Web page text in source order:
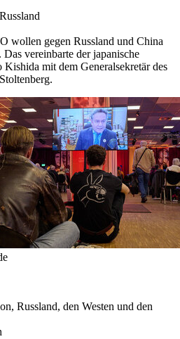
wollen gegen Russland und China
vereinbarte der japanische
mit dem Generalsekretär des
Russland, den Westen und den